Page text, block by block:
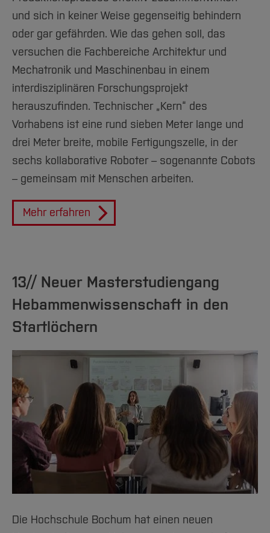
und sich in keiner Weise gegenseitig behindern
oder gar gefährden. Wie das gehen soll, das
versuchen die Fachbereiche Architektur und
Mechatronik und Maschinenbau in einem
interdisziplinären Forschungsprojekt
herauszufinden. Technischer „Kern“ des
Vorhabens ist eine rund sieben Meter lange und
drei Meter breite, mobile Fertigungszelle, in der
sechs kollaborative Roboter – sogenannte Cobots
– gemeinsam mit Menschen arbeiten.
Mehr erfahren
13// Neuer Masterstudiengang
Hebammenwissenschaft in den
Startlöchern
Die Hochschule Bochum hat einen neuen